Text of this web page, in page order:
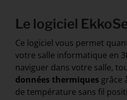
Le logiciel
Ce logiciel vous permet
votre salle informatique en
naviguer dans votre salle,
données thermiques grâce
de température sans fil